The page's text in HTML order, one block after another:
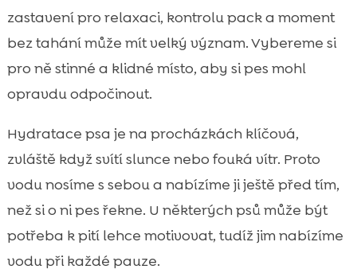
zastavení pro relaxaci, kontrolu pack a moment
bez tahání může mít velký význam. Vybereme si
pro ně stinné a klidné místo, aby si pes mohl
opravdu odpočinout.
Hydratace psa je na procházkách klíčová,
zvláště když svítí slunce nebo fouká vítr. Proto
vodu nosíme s sebou a nabízíme ji ještě před tím,
než si o ni pes řekne. U některých psů může být
potřeba k pití lehce motivovat, tudíž jim nabízíme
vodu při každé pauze.